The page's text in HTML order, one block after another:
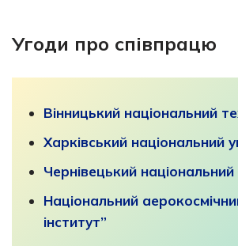
Угоди про співпрацю
Вінницький національний
Харківський національний
Чернівецький
Національний
інститут”